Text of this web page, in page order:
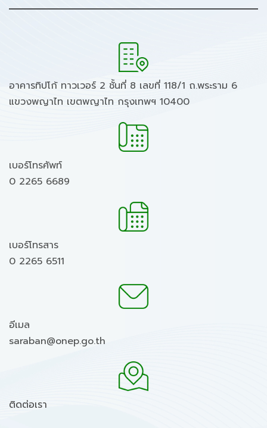
อาคารทิปโก้ ทาวเวอร์ 2 ชั้นที่ 8 เลขที่ 118/1 ถ.พระราม 6
แขวงพญาไท เขตพญาไท กรุงเทพฯ 10400
เบอร์โทรศัพท์
0 2265 6689
เบอร์โทรสาร
0 2265 6511
อีเมล
saraban@onep.go.th
ติดต่อเรา